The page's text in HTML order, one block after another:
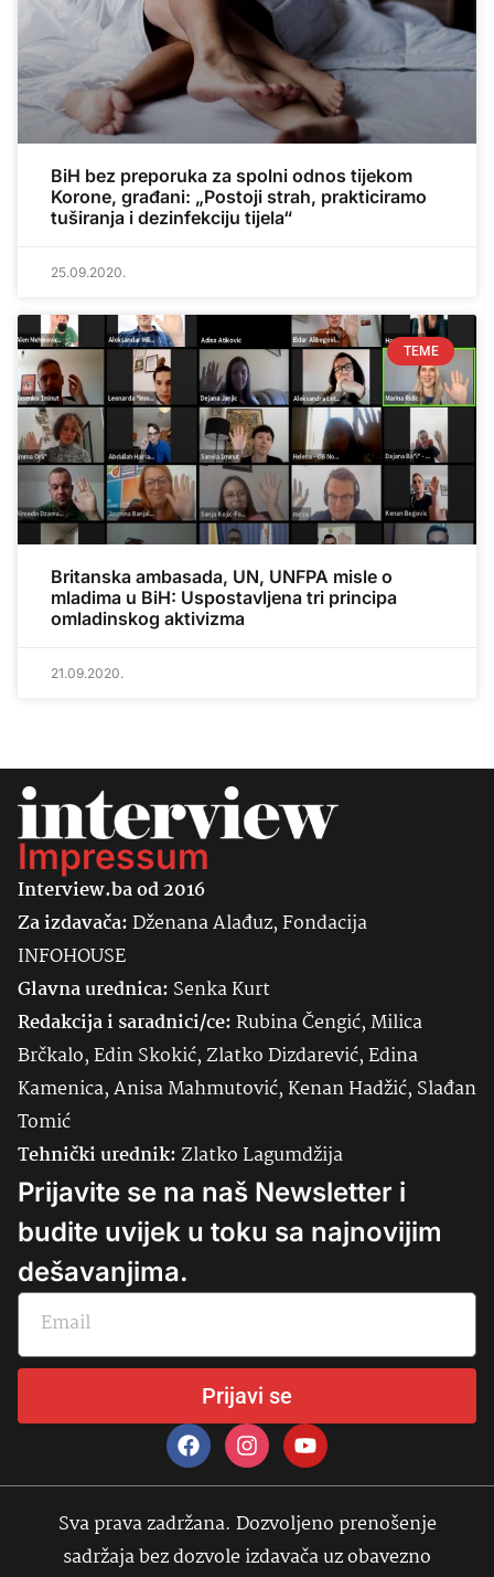
BiH bez preporuka za spolni odnos tijekom
Korone, građani: „Postoji strah, prakticiramo
tuširanja i dezinfekciju tijela“
25.09.2020.
TEME
Britanska ambasada, UN, UNFPA misle o
mladima u BiH: Uspostavljena tri principa
omladinskog aktivizma
21.09.2020.
Impressum
Interview.ba od 2016
Za izdavača:Dženana Alađuz, Fondacija
INFOHOUSE
Glavna urednica: SenkaKurt
Redakcija i saradnici/ce:Rubina Čengić, Milica
Brčkalo, Edin Skokić, Zlatko Dizdarević, Edina
Kamenica, Anisa Mahmutović, Kenan Hadžić, Slađan
Tomić
Tehnički urednik:Zlatko Lagumdžija
Prijavite se na naš Newsletter i
budite uvijek u toku sa najnovijim
dešavanjima.
Prijavi se
Sva prava zadržana. Dozvoljeno prenošenje
sadržaja bez dozvole izdavača uz obavezno